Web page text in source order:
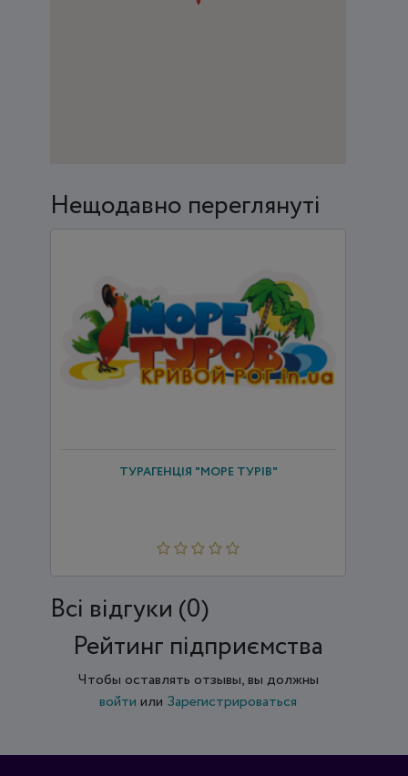
Нещодавно переглянуті
ТУРАГЕНЦІЯ "МОРЕ ТУРІВ"
Всi відгуки (0)
Рейтинг підприємства
Чтобы оставлять отзывы, вы должны
войти или Зарегистрироваться